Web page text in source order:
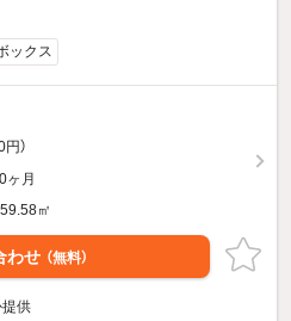
ックス
）
ヶ月
㎡
わせ （無料）
供